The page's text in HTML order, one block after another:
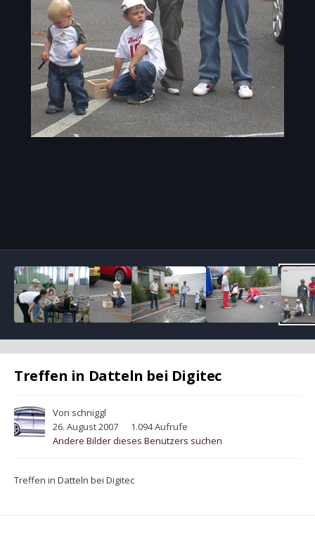
Treffen in Datteln bei Digitec
Von schniggl
26. August 2007
1.094 Aufrufe
Andere Bilder dieses Benutzers suchen
Treffen in Datteln bei Digitec